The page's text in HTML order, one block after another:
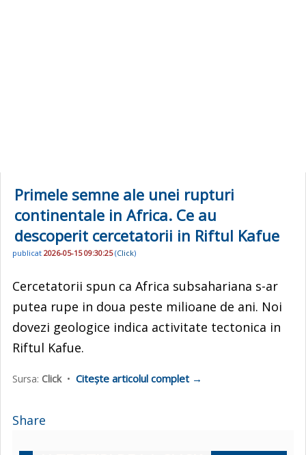
Primele semne ale unei rupturi
continentale in Africa. Ce au
descoperit cercetatorii in Riftul Kafue
publicat 2026-05-15 09:30:25(Click)
Cercetatorii spun ca Africa subsahariana s-ar
putea rupe in doua peste milioane de ani. Noi
dovezi geologice indica activitate tectonica in
Riftul Kafue.
Sursa: Click• Citește articolul complet →
Share